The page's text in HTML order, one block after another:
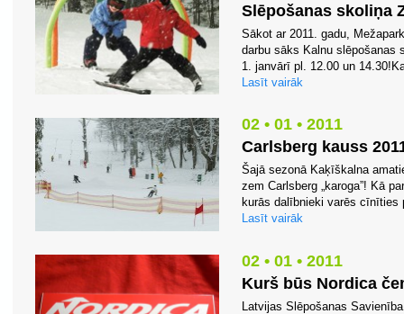
Slēpošanas skoliņa
Sākot ar 2011. gadu,
darbu sāks Kalnu slēpošanas
1. janvārī pl. 12.00 un
Lasīt vairāk
02 • 01 • 2011
Carlsberg kauss
Šajā sezonā Kaķīškalna
zem Carlsberg „karoga”! Kā
kurās dalībnieki varēs
Lasīt vairāk
02 • 01 • 2011
Kurš būs Nordica
Latvijas Slēpošanas